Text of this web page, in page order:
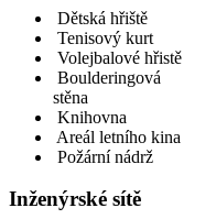
Dětská hřiště
Tenisový kurt
Volejbalové hřistě
Boulderingová
stěna
Knihovna
Areál letního kina
Požární nádrž
Inženýrské sítě